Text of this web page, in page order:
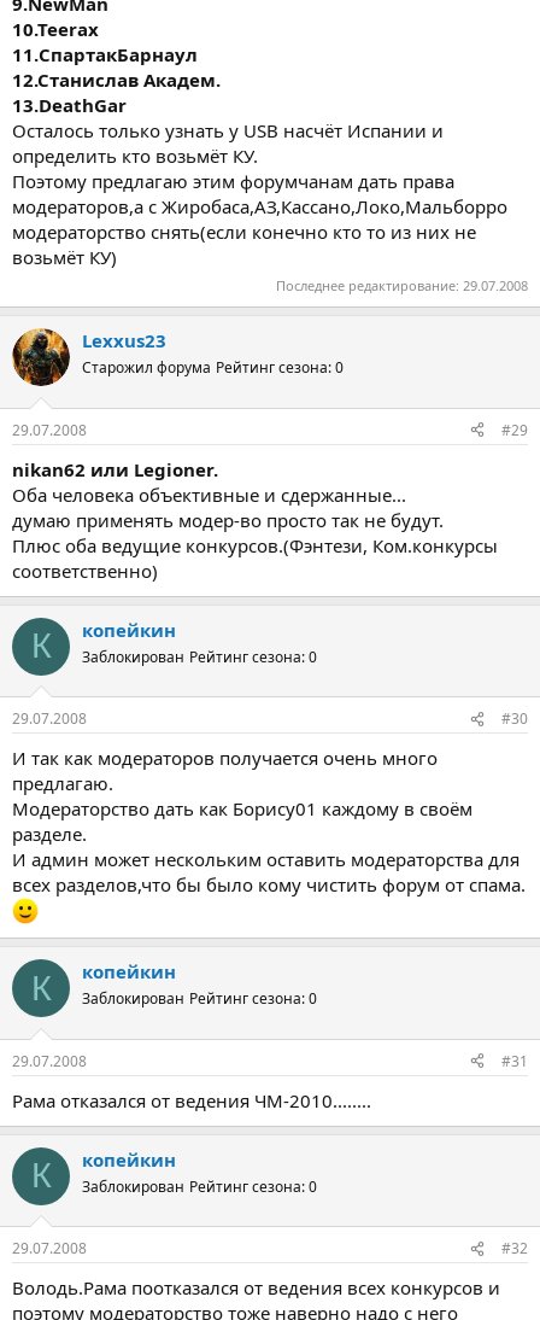
10.Teerax
11.СпартакБарнаул
12.Станислав Академ.
13.DeathGar
Осталось только узнать у USB насчёт Испании и
определить кто возьмёт КУ.
Поэтому предлагаю этим форумчанам дать права
модераторов,а с Жиробаса,АЗ,Кассано,Локо,Мальборро
модераторство снять(если конечно кто то из них не
возьмёт КУ)
Последнее редактирование: 29.07.2008
Lexxus23
Старожил форума Рейтинг сезона: 0
29.07.2008 #29
nikan62 или Legioner.
Оба человека объективные и сдержанные...
думаю применять модер-во просто так не будут.
Плюс оба ведущие конкурсов.(Фэнтези, Ком.конкурсы
соответственно)
К копейкин
Заблокирован Рейтинг сезона: 0
29.07.2008 #30
И так как модераторов получается очень много
предлагаю.
Модераторство дать как Борису01 каждому в своём
разделе.
И админ может нескольким оставить модераторства для
всех разделов,что бы было кому чистить форум от спама.
К копейкин
Заблокирован Рейтинг сезона: 0
29.07.2008 #31
Рама отказался от ведения ЧМ-2010........
К копейкин
Заблокирован Рейтинг сезона: 0
29.07.2008 #32
Володь.Рама поотказался от ведения всех конкурсов и
поэтому модераторство тоже наверно надо с него